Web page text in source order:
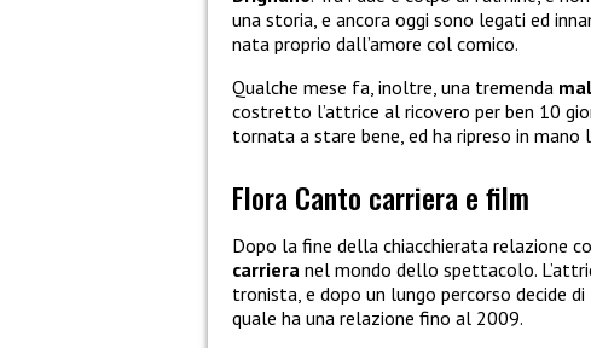
una storia, e ancora oggi sono legati ed
nata proprio dall’amore col comico.
Qualche mese fa, inoltre, una tremenda
costretto l’attrice al ricovero per ben 10
tornata a stare bene, ed ha ripreso in mano
Flora Canto carriera e film
Dopo la fine della chiacchierata relazione
carriera nel mondo dello spettacolo.
tronista, e dopo un lungo percorso decide
quale ha una relazione fino al 2009.